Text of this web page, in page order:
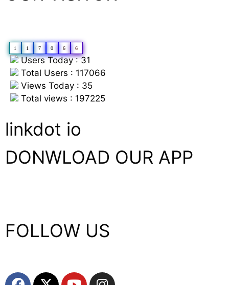
1 1 7 0 6 6
Users Today : 31
Total Users : 117066
Views Today : 35
Total views : 197225
linkdot io
DONWLOAD OUR APP
FOLLOW US